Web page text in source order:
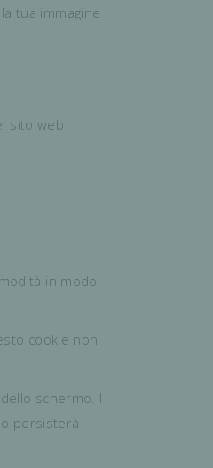
tua immagine
sito web
in modo
cookie non
schermo. I
persisterà